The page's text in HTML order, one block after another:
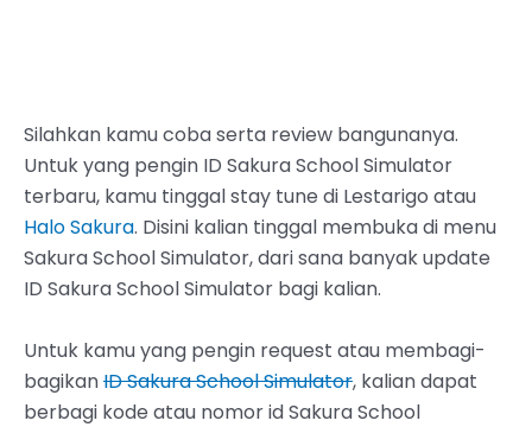
Silahkan kamu coba serta review bangunanya.
Untuk yang pengin ID Sakura School Simulator
terbaru, kamu tinggal stay tune di Lestarigo atau
Halo Sakura. Disini kalian tinggal membuka di menu
Sakura School Simulator, dari sana banyak update
ID Sakura School Simulator bagi kalian.
Untuk kamu yang pengin request atau membagi-
bagikanID Sakura School Simulator, kalian dapat
berbagi kode atau nomor id Sakura School